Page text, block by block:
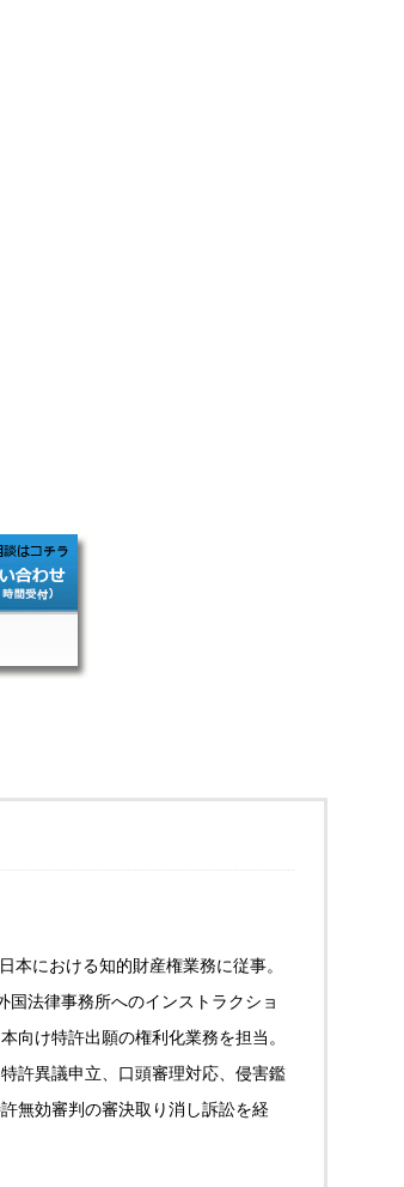
における知的財産権業務に従事。
法律事務所へのインストラクショ
向け特許出願の権利化業務を担当。
許異議申立、口頭審理対応、侵害鑑
無効審判の審決取り消し訴訟を経